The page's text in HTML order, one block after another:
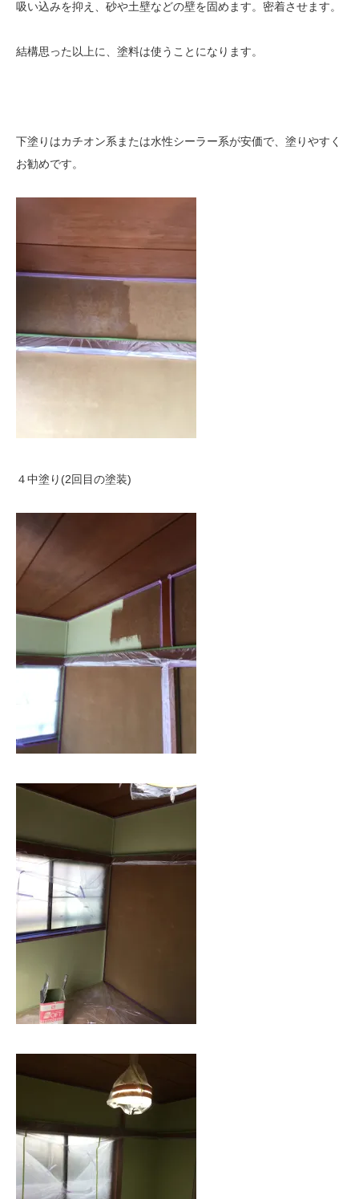
吸い込みを抑え、砂や土壁などの壁を固めます。密着させます。
結構思った以上に、塗料は使うことになります。
下塗りはカチオン系または水性シーラー系が安価で、塗りやすく
お勧めです。
４中塗り(2回目の塗装)